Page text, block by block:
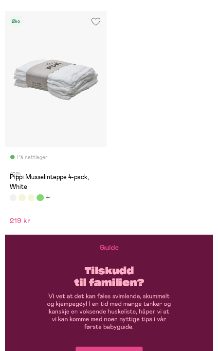
Øko
På nettlager
(52)
Pippi Musselinteppe 4-pack,
White
219 kr